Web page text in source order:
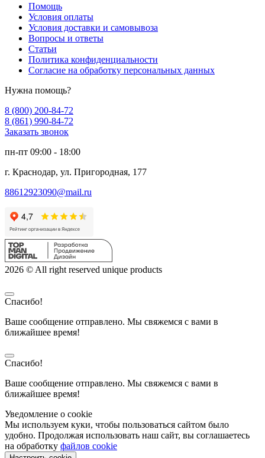
Помощь
Условия оплаты
Условия доставки и самовывоза
Вопросы и ответы
Статьи
Политика конфиденциальности
Согласие на обработку персональных данных
Нужна помощь?
8 (800) 200-84-72
8 (861) 990-84-72
Заказать звонок
пн-пт 09:00 - 18:00
г. Краснодар, ул. Пригородная, 177
88612923090@mail.ru
2026 © All right reserved unique products
Спасибо!
Ваше сообщение отправлено. Мы свяжемся с вами в
ближайшее время!
Спасибо!
Ваше сообщение отправлено. Мы свяжемся с вами в
ближайшее время!
Уведомление о cookie
Мы используем куки, чтобы пользоваться сайтом было
удобно. Продолжая использовать наш сайт, вы соглашаетесь
на обработку файлов cookie